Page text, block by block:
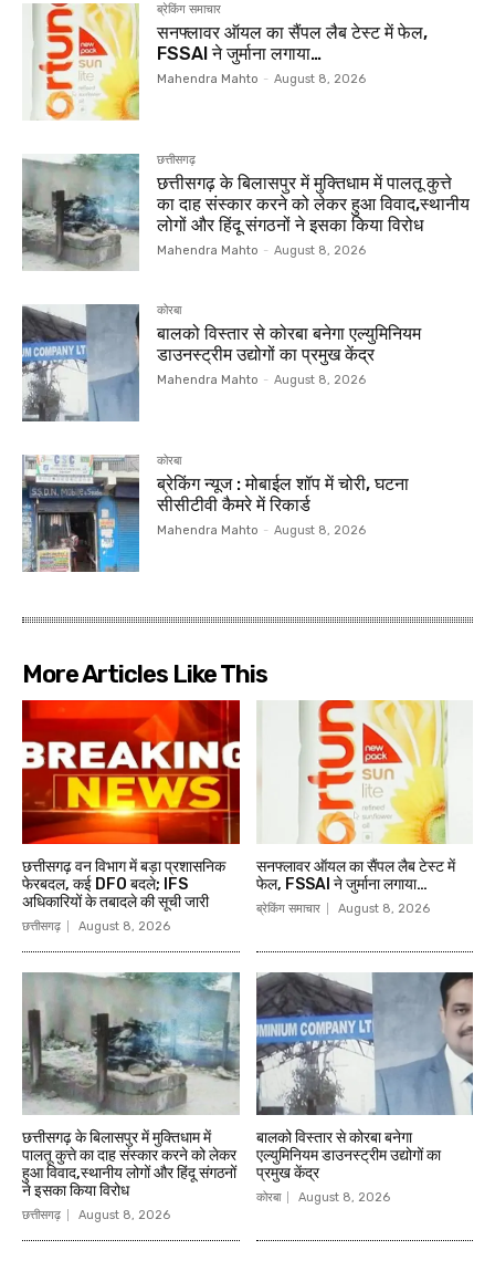
ब्रेकिंग समाचार
सनफ्लावर ऑयल का सैंपल लैब टेस्ट में फेल,
FSSAI ने जुर्माना लगाया…
Mahendra Mahto - August 8, 2026
छत्तीसगढ़
छत्तीसगढ़ के बिलासपुर में मुक्तिधाम में पालतू कुत्ते
का दाह संस्कार करने को लेकर हुआ विवाद,स्थानीय
लोगों और हिंदू संगठनों ने इसका किया विरोध
Mahendra Mahto - August 8, 2026
कोरबा
बालको विस्तार से कोरबा बनेगा एल्युमिनियम
डाउनस्ट्रीम उद्योगों का प्रमुख केंद्र
Mahendra Mahto - August 8, 2026
कोरबा
ब्रेकिंग न्यूज : मोबाईल शॉप में चोरी, घटना
सीसीटीवी कैमरे में रिकार्ड
Mahendra Mahto - August 8, 2026
More Articles Like This
छत्तीसगढ़ वन विभाग में बड़ा प्रशासनिक
फेरबदल, कई DFO बदले; IFS
अधिकारियों के तबादले की सूची जारी
छत्तीसगढ़ August 8, 2026
सनफ्लावर ऑयल का सैंपल लैब टेस्ट में
फेल, FSSAI ने जुर्माना लगाया…
ब्रेकिंग समाचार August 8, 2026
छत्तीसगढ़ के बिलासपुर में मुक्तिधाम में
पालतू कुत्ते का दाह संस्कार करने को लेकर
हुआ विवाद,स्थानीय लोगों और हिंदू संगठनों
ने इसका किया विरोध
छत्तीसगढ़ August 8, 2026
बालको विस्तार से कोरबा बनेगा
एल्युमिनियम डाउनस्ट्रीम उद्योगों का
प्रमुख केंद्र
कोरबा August 8, 2026